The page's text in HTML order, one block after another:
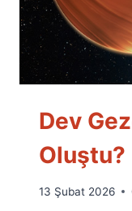
Dev
Oluştu?
By
13 Şubat 2026